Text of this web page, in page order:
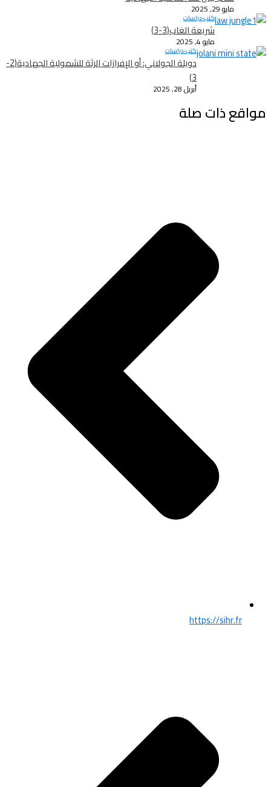
مايو 29, 2025
كتب-دراسات
شريعة الغاب(3-3)
مايو 4, 2025
كتب-دراسات
دويلة الجولاني: أو الإفرازات الرثة للشمولية الجهادية(2-
3)
أبريل 28, 2025
مواقع ذات صلة
https://sihr.fr